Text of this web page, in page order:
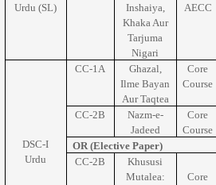
Urdu (SL)
Inshaiya,
Khaka Aur
Tarjuma
Nigari
AECC
DSC-I
Urdu
CC-1A
Ghazal,
Ilme Bayan
Aur Taqtea
Core
Course
CC-2B
Nazm-e-
Jadeed
Core
Course
OR (Elective Paper)
CC-2B
Khususi
Mutalea:
Core